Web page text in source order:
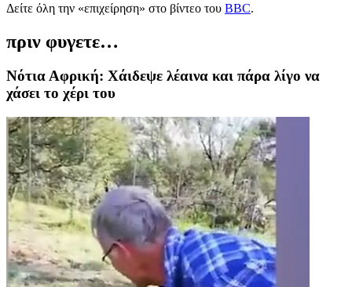
Δείτε όλη την «επιχείρηση» στο βίντεο του BBC.
πριν φυγετε…
Νότια Αφρική: Χάιδεψε λέαινα και πάρα λίγο να
χάσει το χέρι του